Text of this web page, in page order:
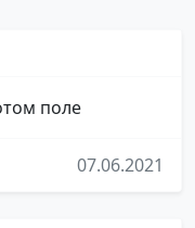
поле
07.06.2021